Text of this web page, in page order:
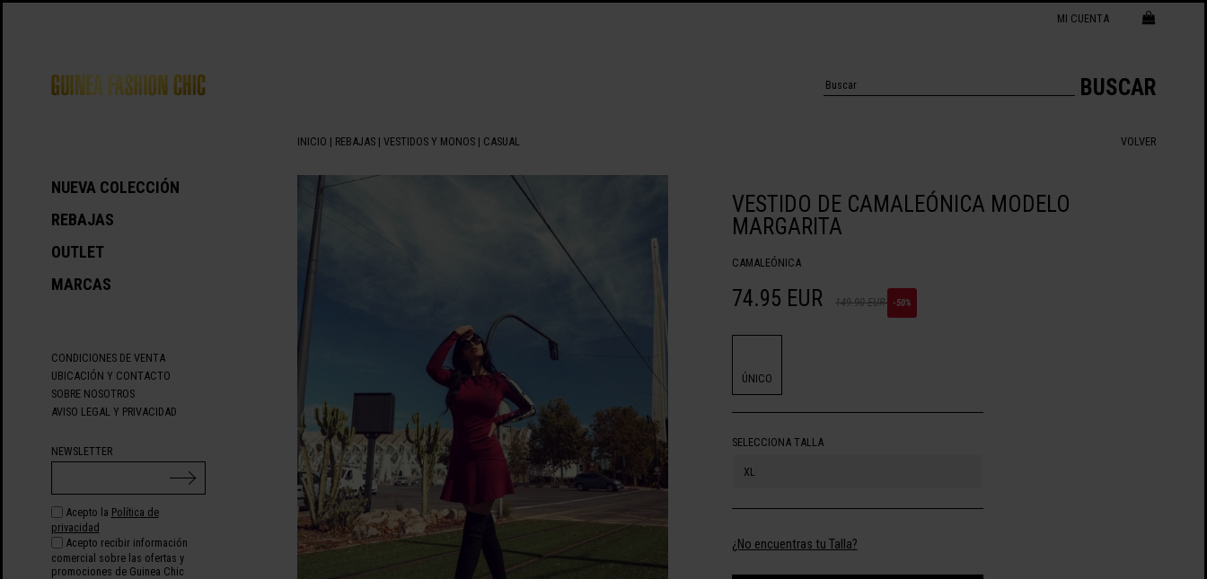
MI CUENTA
BUSCAR
INICIO | REBAJAS| VESTIDOS Y MONOS| CASUAL VOLVER
NUEVA COLECCIÓN
REBAJAS
OUTLET
MARCAS
CONDICIONES DE VENTA
UBICACIÓN Y CONTACTO
SOBRE NOSOTROS
AVISO LEGAL Y PRIVACIDAD
NEWSLETTER
Acepto la Política de
privacidad
Acepto recibir información
comercial sobre las ofertas y
promociones de Guinea Chic
VESTIDO DE CAMALEÓNICA MODELO
MARGARITA
CAMALEÓNICA
74.95 EUR 149.90 EUR -50%
ÚNICO
SELECCIONA TALLA
XL
¿No encuentras tu Talla?